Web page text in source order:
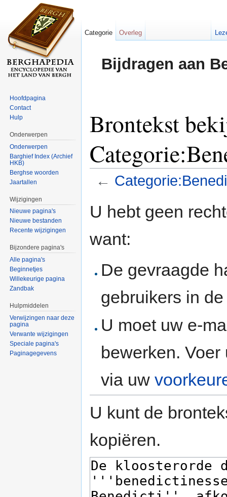
Bijdragen aan
Brontekst
←
U hebt geen
want:
De gevraagde
gebruikers in
U moet uw e-
bewerken.
via uw
U kunt de
kopiëren.
Categorie Overleg
Hoofdpagina
Contact
Hulp
Onderwerpen
Onderwerpen
Barghief Index (Archief
HKB)
Berghse woorden
Jaartallen
Wijzigingen
Nieuwe pagina's
Nieuwe bestanden
Recente wijzigingen
Bijzondere pagina's
Alle pagina's
Beginnetjes
Willekeurige pagina
Zandbak
Hulpmiddelen
Verwijzingen naar deze
pagina
Verwante wijzigingen
Speciale pagina's
Paginagegevens